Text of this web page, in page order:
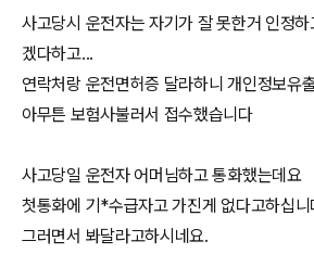
사고당시 운전자는 자기가 잘 못한거 인정
겠다하고...
연락처랑 운전면허증 달라하니 개인정보유
아무튼 보험사불러서 접수했습니다
사고당일 운전자 어머님하고 통화했는데요
첫통화에 기*수급자고 가진게 없다고하십니
그러면서 봐달라고하시네요.